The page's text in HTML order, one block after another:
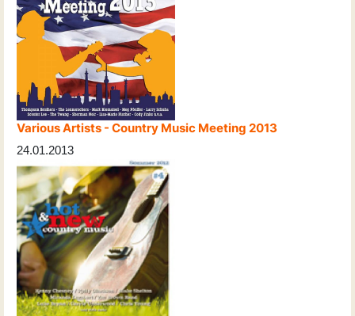
Various Artists - Country Music Meeting 2013
24.01.2013